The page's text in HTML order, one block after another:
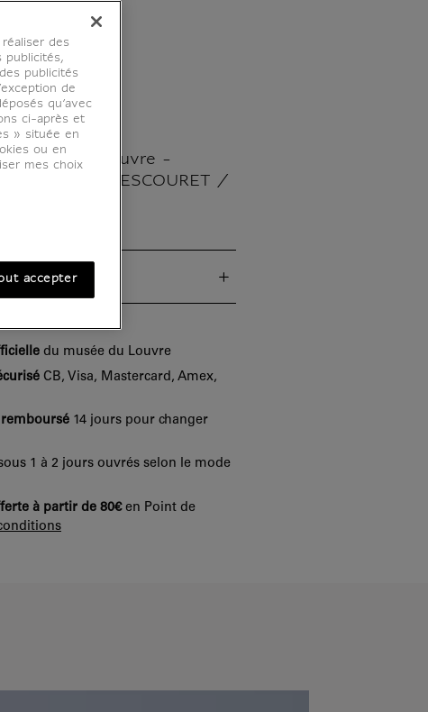
du
musée du Louvre -
M. Pei (J.-P. LESCOURET /
du musée du Louvre
CB, Visa, Mastercard, Amex,
14 jours pour changer
1 à 2 jours ouvrés selon le mode
à partir de 80€en Point de
réaliser des
publicités,
publicités
de
qu’avec
ci-après et
» située en
ou en
mes choix
accepter